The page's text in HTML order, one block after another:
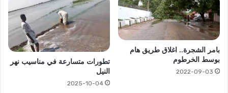
بامر الشجرة.. اغلاق طريق هام
بوسط الخرطوم
2022-09-03
تطورات متسارعة في مناسيب نهر
النيل
2025-10-04